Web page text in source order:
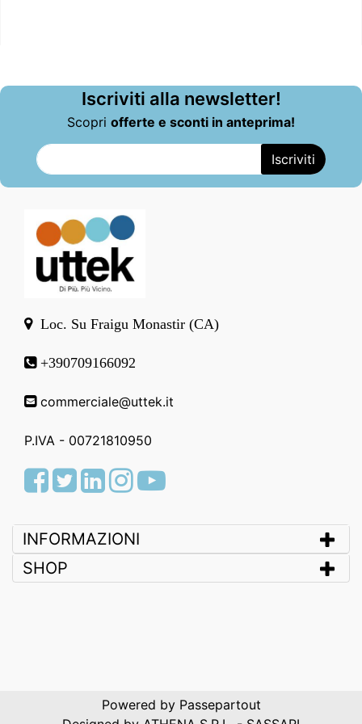
Iscriviti alla newsletter!
Scopri offerte e sconti in anteprima!
Loc. Su Fraigu Monastir (CA)
+390709166092
commerciale@uttek.it
P.IVA - 00721810950
Facebook
TwitterLinkedInInstagram
Youtube
INFORMAZIONI
SHOP
Powered by Passepartout